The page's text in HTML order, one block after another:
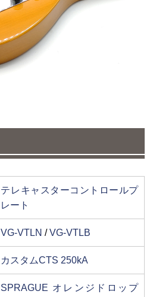
テレキャスターコントロールプ
レート
VG-VTLN /VG-VTLB
カスタムCTS 250kA
SPRAGUE オレンジドロップ